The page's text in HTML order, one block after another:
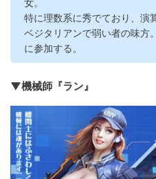
女。
特に理数系に秀でており、演
ベジタリアンで弱い者の味方
に参加する。
▼機械師『ラン』